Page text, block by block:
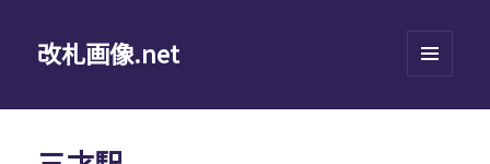
改札画像.net
ーとウ